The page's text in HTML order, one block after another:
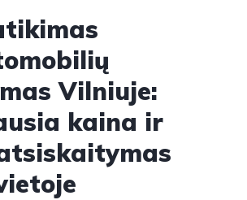
Vilniuje:
kaina ir